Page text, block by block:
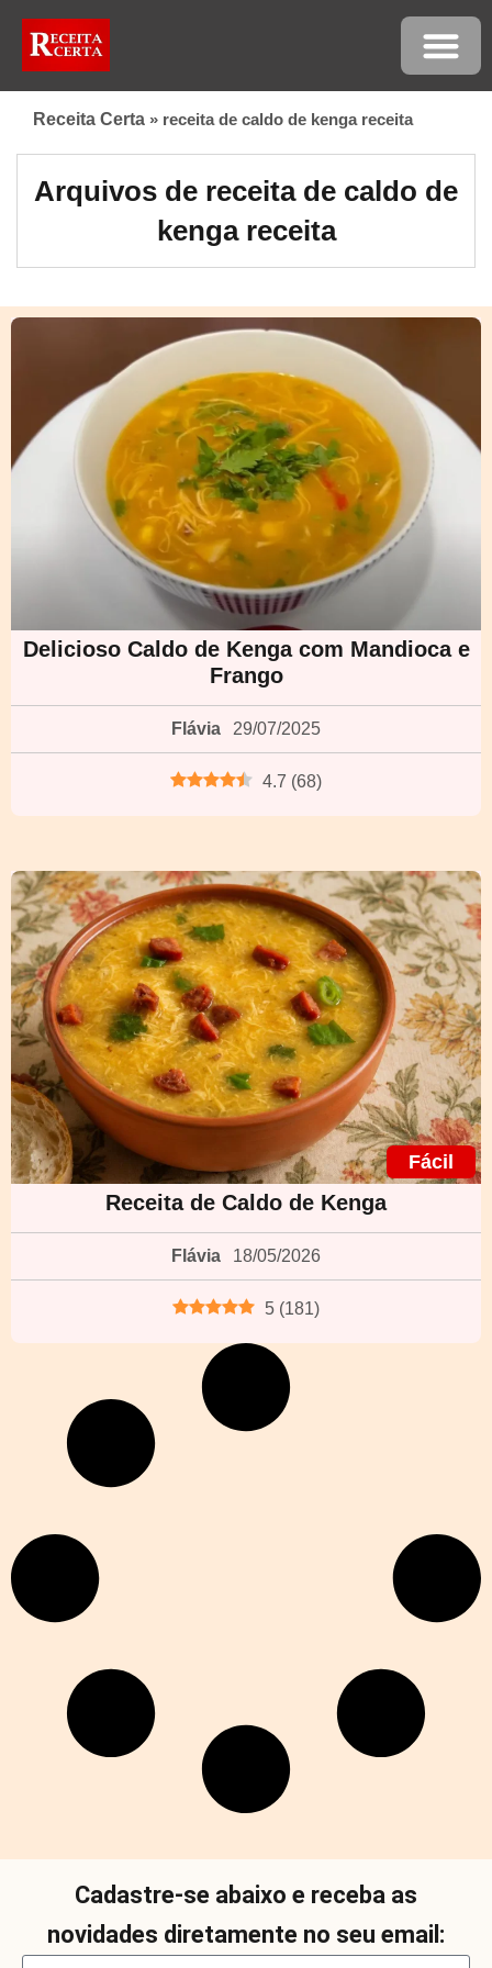
Receita Certa » receita de caldo de kenga receita
Arquivos de receita de caldo de
kenga receita
Delicioso Caldo de Kenga com Mandioca e
Frango
Flávia 29/07/2025
4.7 (68)
Fácil
Receita de Caldo de Kenga
Flávia 18/05/2026
5 (181)
Cadastre-se abaixo e receba as
novidades diretamente no seu email: